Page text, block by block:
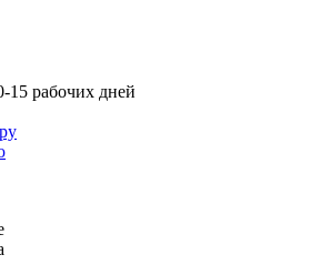
15 рабочих дней